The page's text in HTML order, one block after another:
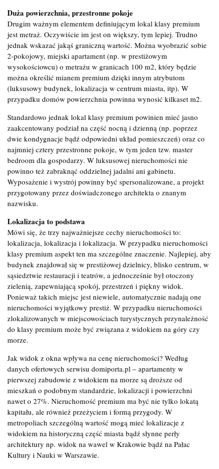
Duża powierzchnia, przestronne pokoje
Drugim ważnym elementem definiującym lokal klasy premium
jest metraż. Oczywiście im jest on większy, tym lepiej. Trudno
jednak wskazać jakąś graniczną wartość. Można wyobrazić sobie
2-pokojowy, miejski apartament (np. w prestiżowym
wysokościowcu) o metrażu w granicach 100 m2, który będzie
można określić mianem premium dzięki innym atrybutom
(luksusowy budynek, lokalizacja w centrum miasta, itp). W
przypadku domów powierzchnia powinna wynosić kilkaset m2.
Standardowo jednak lokal klasy premium powinien mieć jasno
zaakcentowany podział na część nocną i dzienną (np. poprzez
dwie kondygnacje bądź odpowiedni układ pomieszczeń) oraz co
najmniej cztery przestronne pokoje, w tym jeden tzw. master
bedroom dla gospodarzy. W luksusowej nieruchomości nie
powinno też zabraknąć oddzielnej jadalni ani gabinetu.
Wyposażenie i wystrój powinny być spersonalizowane, a projekt
przygotowany przez doświadczonego architekta o znanym
nazwisku.
Lokalizacja to podstawa
Mówi się, że trzy najważniejsze cechy nieruchomości to:
lokalizacja, lokalizacja i lokalizacja. W przypadku nieruchomości
klasy premium aspekt ten ma szczególne znaczenie. Najlepiej, aby
budynek znajdował się w prestiżowej dzielnicy, blisko centrum, w
sąsiedztwie restauracji i teatrów, a jednocześnie był otoczony
zielenią, zapewniającą spokój, przestrzeń i piękny widok.
Ponieważ takich miejsc jest niewiele, automatycznie nadają one
nieruchomości wyjątkowy prestiż. W przypadku nieruchomości
zlokalizowanych w miejscowościach turystycznych przynależność
do klasy premium może być związana z widokiem na góry czy
morze.
Jak widok z okna wpływa na cenę nieruchomości? Według
danych ofertowych serwisu domiporta.pl – apartamenty w
pierwszej zabudowie z widokiem na morze są droższe od
mieszkań o podobnym standardzie, lokalizacji i powierzchni
nawet o 27%. Nieruchomość premium ma być nie tylko lokatą
kapitału, ale również przeżyciem i formą przygody. W
metropoliach szczególną wartość mogą mieć lokalizacje z
widokiem na historyczną część miasta bądź słynne perły
architektury np. widok na wawel w Krakowie bądź na Pałac
Kultury i Nauki w Warszawie.